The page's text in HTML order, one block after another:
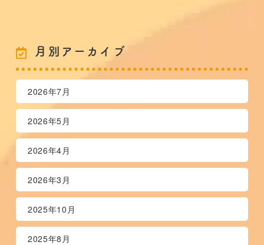
月別アーカイブ
2026年7月
2026年5月
2026年4月
2026年3月
2025年10月
2025年8月